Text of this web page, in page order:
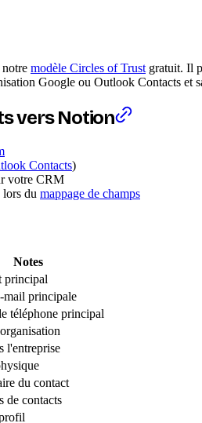
modèle Circles of Trust gratuit. Il
Google ou Outlook Contacts et
vers Notion
Contacts)
votre CRM
lors du mappage de champs
Notes
principal
mail principale
téléphone principal
l'entreprise
du contact
de contacts